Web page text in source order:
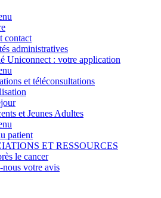
contact
administratives
Uniconnect : votre application
et téléconsultations
et Jeunes Adultes
patient
ET RESSOURCES
le cancer
nous votre avis